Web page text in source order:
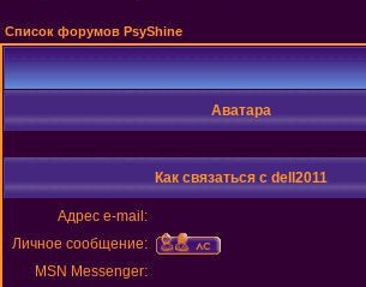
Список форумов PsyShine
Аватара
Как связаться с dell2011
Адрес e-mail:
Личное сообщение:
MSN Messenger: